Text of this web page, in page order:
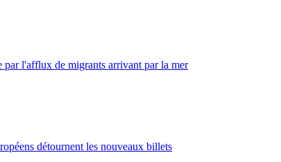
par l'afflux de migrants arrivant par la mer
détournent les nouveaux billets